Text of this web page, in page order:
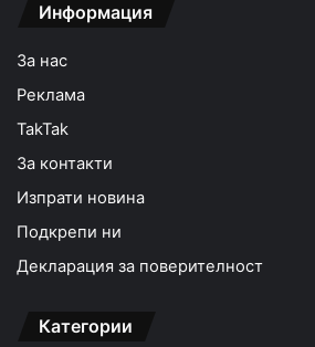
Информация
За нас
Реклама
TakTak
За контакти
Изпрати новина
Подкрепи ни
Декларация за поверителност
Категории